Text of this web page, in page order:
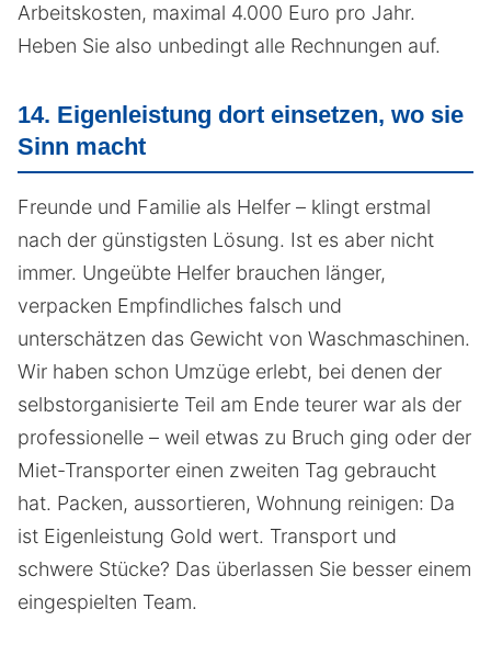
Arbeitskosten, maximal 4.000 Euro pro Jahr.
Heben Sie also unbedingt alle Rechnungen auf.
14. Eigenleistung dort einsetzen, wo sie
Sinn macht
Freunde und Familie als Helfer – klingt erstmal
nach der günstigsten Lösung. Ist es aber nicht
immer. Ungeübte Helfer brauchen länger,
verpacken Empfindliches falsch und
unterschätzen das Gewicht von Waschmaschinen.
Wir haben schon Umzüge erlebt, bei denen der
selbstorganisierte Teil am Ende teurer war als der
professionelle – weil etwas zu Bruch ging oder der
Miet-Transporter einen zweiten Tag gebraucht
hat. Packen, aussortieren, Wohnung reinigen: Da
ist Eigenleistung Gold wert. Transport und
schwere Stücke? Das überlassen Sie besser einem
eingespielten Team.